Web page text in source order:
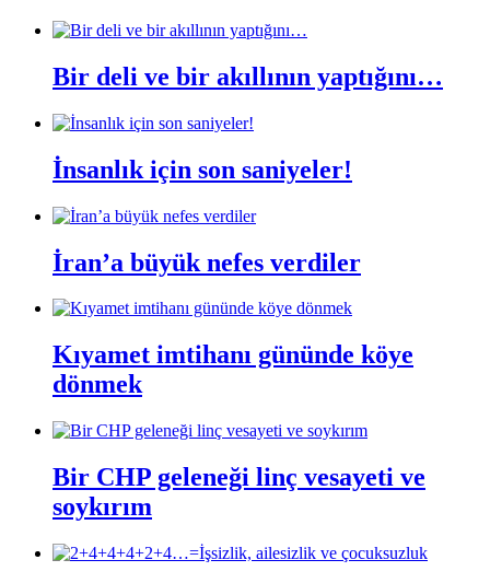
Bir deli ve bir akıllının yaptığını…
İnsanlık için son saniyeler!
İran’a büyük nefes verdiler
Kıyamet imtihanı gününde köye
dönmek
Bir CHP geleneği linç vesayeti ve
soykırım